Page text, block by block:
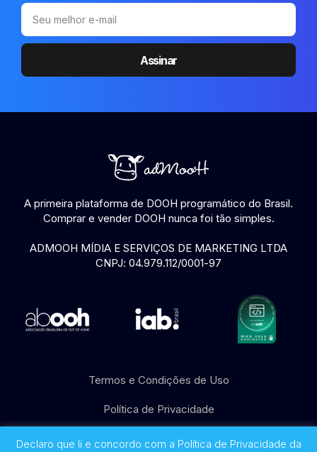
Assinar
A primeira plataforma de DOOH programático do Brasil.
Comprar e vender DOOH nunca foi tão simples.
ADMOOH MÍDIA E SERVIÇOS DE MARKETING LTDA
CNPJ: 04.979.112/0001-97
Termos e Condições de Uso
Política de Privacidade
© 2017 - 2026 adMooH
Declaro que li e concordo com a Política de Privacidade da